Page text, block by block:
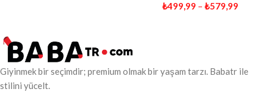
₺499,99 – ₺579,99
Giyinmek bir seçimdir; premium olmak bir yaşam tarzı. Babatr ile
stilini yücelt.